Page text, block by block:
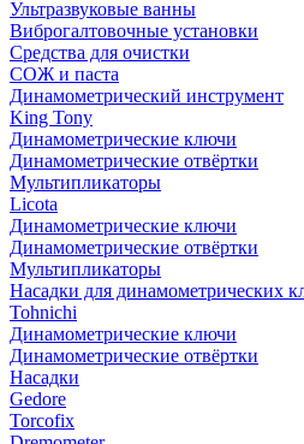
Ультразвуковые ванны
Виброгалтовочные установки
Средства для очистки
СОЖ и паста
Динамометрический инструмент
King Tony
Динамометрические ключи
Динамометрические отвёртки
Мультипликаторы
Licota
Динамометрические ключи
Динамометрические отвёртки
Мультипликаторы
Насадки для динамометрических
Tohnichi
Динамометрические ключи
Динамометрические отвёртки
Насадки
Gedore
Torcofix